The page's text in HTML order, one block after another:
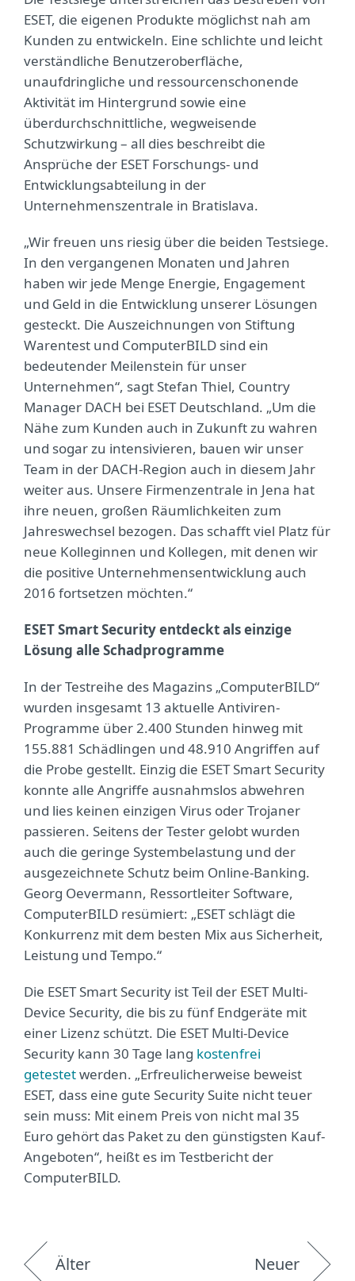
ESET, die eigenen Produkte möglichst nah am
Kunden zu entwickeln. Eine schlichte und leicht
verständliche Benutzeroberfläche,
unaufdringliche und ressourcenschonende
Aktivität im Hintergrund sowie eine
überdurchschnittliche, wegweisende
Schutzwirkung – all dies beschreibt die
Ansprüche der ESET Forschungs- und
Entwicklungsabteilung in der
Unternehmenszentrale in Bratislava.
„Wir freuen uns riesig über die beiden Testsiege.
In den vergangenen Monaten und Jahren
haben wir jede Menge Energie, Engagement
und Geld in die Entwicklung unserer Lösungen
gesteckt. Die Auszeichnungen von Stiftung
Warentest und ComputerBILD sind ein
bedeutender Meilenstein für unser
Unternehmen“, sagt Stefan Thiel, Country
Manager DACH bei ESET Deutschland. „Um die
Nähe zum Kunden auch in Zukunft zu wahren
und sogar zu intensivieren, bauen wir unser
Team in der DACH-Region auch in diesem Jahr
weiter aus. Unsere Firmenzentrale in Jena hat
ihre neuen, großen Räumlichkeiten zum
Jahreswechsel bezogen. Das schafft viel Platz für
neue Kolleginnen und Kollegen, mit denen wir
die positive Unternehmensentwicklung auch
2016 fortsetzen möchten.“
ESET Smart Security entdeckt als einzige
Lösung alle Schadprogramme
In der Testreihe des Magazins „ComputerBILD“
wurden insgesamt 13 aktuelle Antiviren-
Programme über 2.400 Stunden hinweg mit
155.881 Schädlingen und 48.910 Angriffen auf
die Probe gestellt. Einzig die ESET Smart Security
konnte alle Angriffe ausnahmslos abwehren
und lies keinen einzigen Virus oder Trojaner
passieren. Seitens der Tester gelobt wurden
auch die geringe Systembelastung und der
ausgezeichnete Schutz beim Online-Banking.
Georg Oevermann, Ressortleiter Software,
ComputerBILD resümiert: „ESET schlägt die
Konkurrenz mit dem besten Mix aus Sicherheit,
Leistung und Tempo.“
Die ESET Smart Security ist Teil der ESET Multi-
Device Security, die bis zu fünf Endgeräte mit
einer Lizenz schützt. Die ESET Multi-Device
Security kann 30 Tage lang kostenfrei
getestetwerden. „Erfreulicherweise beweist
ESET, dass eine gute Security Suite nicht teuer
sein muss: Mit einem Preis von nicht mal 35
Euro gehört das Paket zu den günstigsten Kauf-
Angeboten“, heißt es im Testbericht der
ComputerBILD.
Älter Neuer